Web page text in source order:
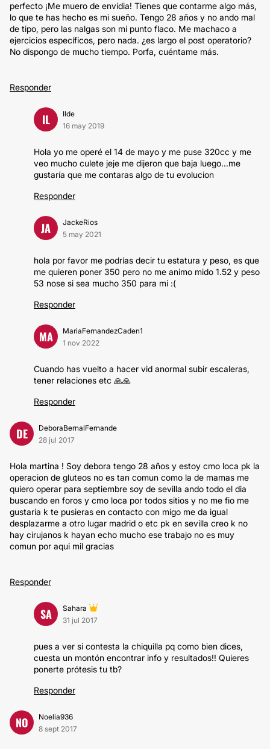
perfecto ¡Me muero de envidia! Tienes que contarme algo más,
lo que te has hecho es mi sueño. Tengo 28 años y no ando mal
de tipo, pero las nalgas son mi punto flaco. Me machaco a
ejercicios específicos, pero nada. ¿es largo el post operatorio?
No dispongo de mucho tiempo. Porfa, cuéntame más.
Responder
IL
Ilde
16 may 2019
Hola yo me operé el 14 de mayo y me puse 320cc y me
veo mucho culete jeje me dijeron que baja luego...me
gustaría que me contaras algo de tu evolucion
Responder
JA
JackeRios
5 may 2021
hola por favor me podrías decir tu estatura y peso, es que
me quieren poner 350 pero no me animo mido 1.52 y peso
53 nose si sea mucho 350 para mi :(
Responder
MA
MariaFernandezCaden1
1 nov 2022
Cuando has vuelto a hacer vid anormal subir escaleras,
tener relaciones etc 🙏🙏
Responder
DE
DeboraBernalFernande
28 jul 2017
Hola martina ! Soy debora tengo 28 años y estoy cmo loca pk la
operacion de gluteos no es tan comun como la de mamas me
quiero operar para septiembre soy de sevilla ando todo el dia
buscando en foros y cmo loca por todos sitios y no me fio me
gustaria k te pusieras en contacto con migo me da igual
desplazarme a otro lugar madrid o etc pk en sevilla creo k no
hay cirujanos k hayan echo mucho ese trabajo no es muy
comun por aqui mil gracias
Responder
SA
Sahara
31 jul 2017
pues a ver si contesta la chiquilla pq como bien dices,
cuesta un montón encontrar info y resultados!! Quieres
ponerte prótesis tu tb?
Responder
NO
Noelia936
8 sept 2017